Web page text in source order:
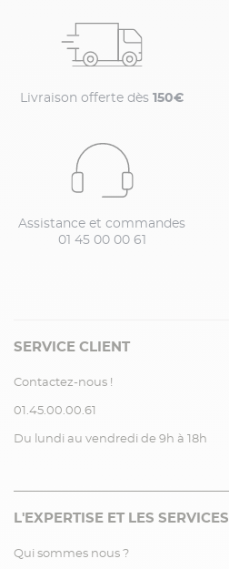
Livraison offerte dès 150€
Assistance et commandes
01 45 00 00 61
SERVICE CLIENT
Contactez-nous !
01.45.00.00.61
Du lundi au vendredi de 9h à 18h
L'EXPERTISE ET LES SERVICES
Qui sommes nous ?